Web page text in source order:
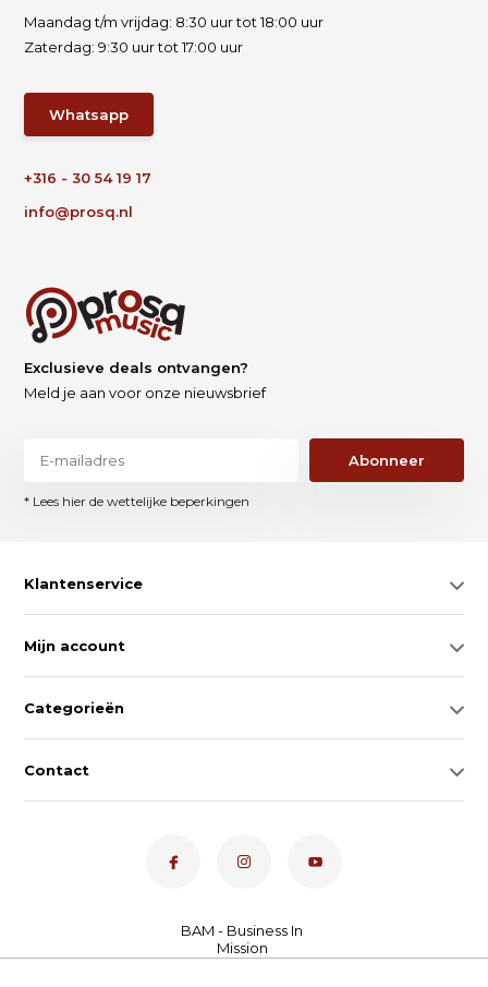
Maandag t/m vrijdag: 8:30 uur tot 18:00 uur
Zaterdag: 9:30 uur tot 17:00 uur
Whatsapp
+316 - 30 54 19 17
info@prosq.nl
Exclusieve deals ontvangen?
Meld je aan voor onze nieuwsbrief
Abonneer
* Lees hier de wettelijke beperkingen
Klantenservice
Mijn account
Categorieën
Contact